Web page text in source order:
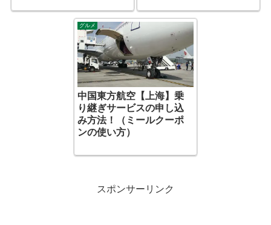
グルメ
中国東方航空【上海】乗
り継ぎサービスの申し込
み方法！（ミールクーポ
ンの使い方）
スポンサーリンク